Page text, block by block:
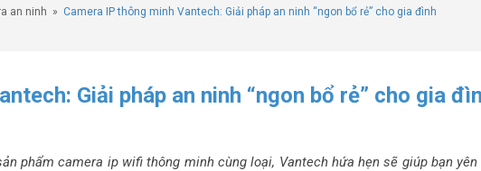
an ninh » Camera IP thông minh Vantech: Giải pháp an ninh “ngon bổ rẻ” cho gia đình
Giải pháp an ninh “ngon bổ rẻ” cho gia
phẩm camera ip wifi thông minh cùng loại, Vantech hứa hẹn sẽ giúp bạn